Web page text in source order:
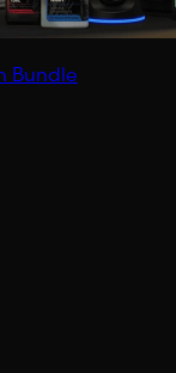
Bundle